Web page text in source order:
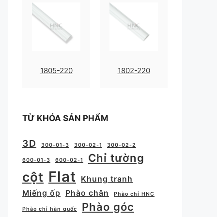
1805-220 1802-220
TỪ KHÓA SẢN PHẨM
3D 300-01-3 300-02-1 300-02-2
600-01-3 600-02-1 Chỉ tường
cột Flat
Khung tranh
Miếng ốp
Phào chân Phào chỉ HNC
Phào chỉ hàn quốc
Phào góc